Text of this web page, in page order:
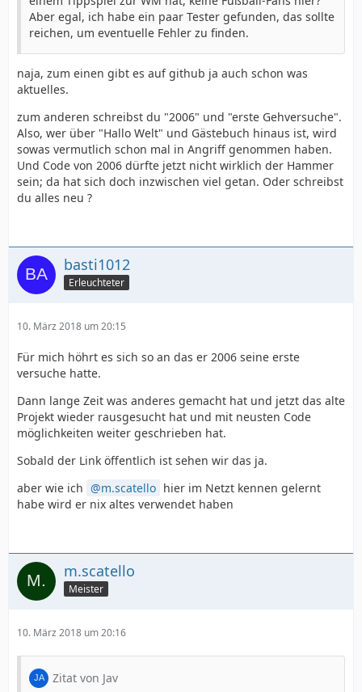
Aber egal, ich habe ein paar Tester gefunden, das sollte
reichen, um eventuelle Fehler zu finden.
naja, zum einen gibt es auf github ja auch schon was
aktuelles.
zum anderen schreibst du "2006" und "erste Gehversuche".
Also, wer über "Hallo Welt" und Gästebuch hinaus ist, wird
sowas vermutlich schon mal in Angriff genommen haben.
Und Code von 2006 dürfte jetzt nicht wirklich der Hammer
sein; da hat sich doch inzwischen viel getan. Oder schreibst
du alles neu ?
basti1012
Erleuchteter
10. März 2018 um 20:15
Für mich höhrt es sich so an das er 2006 seine erste
versuche hatte.
Dann lange Zeit was anderes gemacht hat und jetzt das alte
Projekt wieder rausgesucht hat und mit neusten Code
möglichkeiten weiter geschrieben hat.
Sobald der Link öffentlich ist sehen wir das ja.
aber wie ich
m.scatello hier im Netzt kennen gelernt
habe wird er nix altes verwendet haben
m.scatello
Meister
10. März 2018 um 20:16
Zitat von Jav